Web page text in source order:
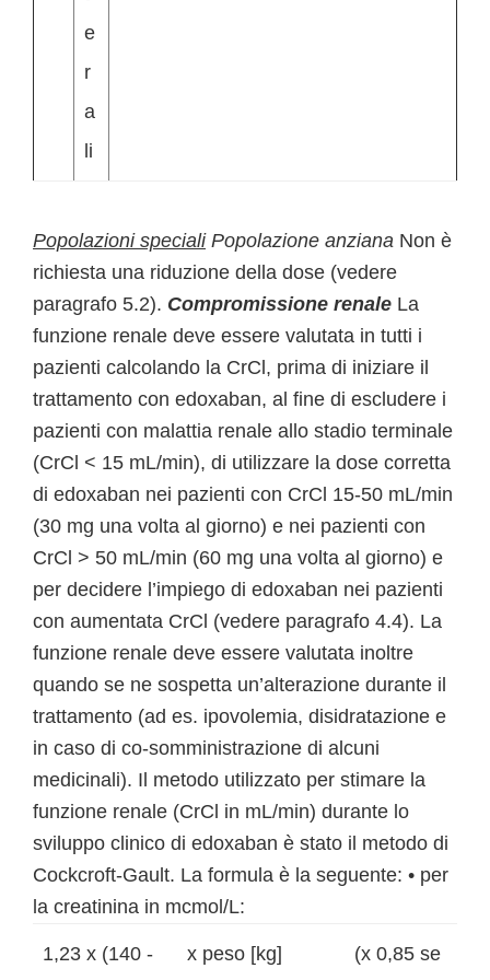
e
r
a
li
Popolazioni speciali Popolazione anziana Non è
richiesta una riduzione della dose (vedere
paragrafo 5.2). Compromissione renale La
funzione renale deve essere valutata in tutti i
pazienti calcolando la CrCl, prima di iniziare il
trattamento con edoxaban, al fine di escludere i
pazienti con malattia renale allo stadio terminale
(CrCl < 15 mL/min), di utilizzare la dose corretta
di edoxaban nei pazienti con CrCl 15-50 mL/min
(30 mg una volta al giorno) e nei pazienti con
CrCl > 50 mL/min (60 mg una volta al giorno) e
per decidere l’impiego di edoxaban nei pazienti
con aumentata CrCl (vedere paragrafo 4.4). La
funzione renale deve essere valutata inoltre
quando se ne sospetta un’alterazione durante il
trattamento (ad es. ipovolemia, disidratazione e
in caso di co-somministrazione di alcuni
medicinali). Il metodo utilizzato per stimare la
funzione renale (CrCl in mL/min) durante lo
sviluppo clinico di edoxaban è stato il metodo di
Cockcroft-Gault. La formula è la seguente: • per
la creatinina in mcmol/L:
1,23 x (140 - x peso [kg] (x 0,85 se